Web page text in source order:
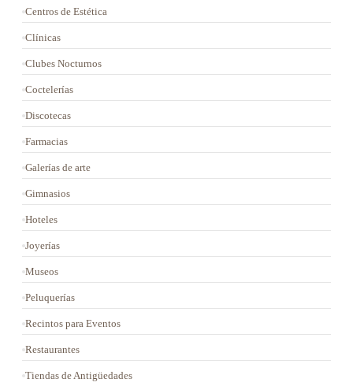
Centros de Estética
Clínicas
Clubes Nocturnos
Coctelerías
Discotecas
Farmacias
Galerías de arte
Gimnasios
Hoteles
Joyerías
Museos
Peluquerías
Recintos para Eventos
Restaurantes
Tiendas de Antigüedades